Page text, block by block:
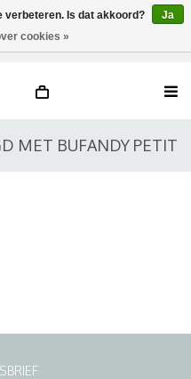
MET BUFANDY PETIT
verbeteren. Is dat akkoord?
Ja
cookies »